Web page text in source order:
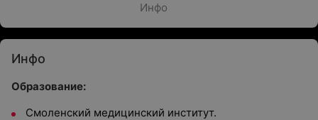
Инфо
Инфо
Образование:
Смоленский медицинский институт.